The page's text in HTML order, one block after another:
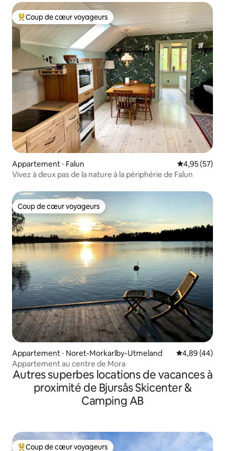
Coups de cœur voyageurs les plus appréciés
Coup de cœur voyageurs
Appartement ⋅ Falun Évaluation
4,95 (57)
Vivez à deux pas de la nature à la périphérie de Falun
Coup de cœur voyageurs
Coup de cœur voyageurs
Appartement ⋅ Noret-Morkarlby-Utmeland Évaluation
4,89 (44)
Appartement au centre de Mora
Autres superbes locations de vacances à
proximité de Bjursås Skicenter &
Camping AB
Coup de cœur voyageurs